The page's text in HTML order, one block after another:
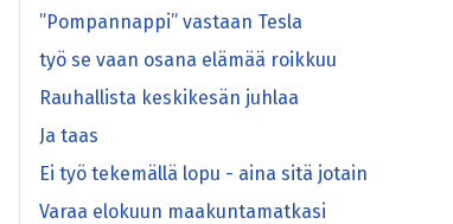
”Pompannappi” vastaan Tesla
työ se vaan osana elämää roikkuu
Rauhallista keskikesän juhlaa
Ja taas
Ei työ tekemällä lopu - aina sitä jotain
Varaa elokuun maakuntamatkasi